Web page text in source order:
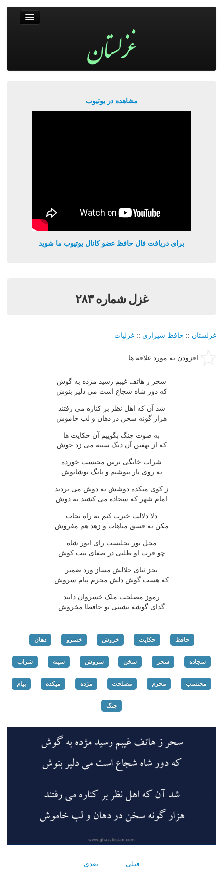
مشاهده در یوتیوب
برای دریافت فال حافظ عضو کانال یوتیوب ما شوید
غزل شماره ۲۸۳
غزلستان :: حافظ شیرازی :: غزلیات
افزودن به مورد علاقه ها
سحر ز هاتف غیبم رسید مژده به گوش
که دور شاه شجاع است می دلیر بنوش
شد آن که اهل نظر بر کناره می رفتند
هزار گونه سخن در دهان و لب خاموش
به صوت چنگ بگوییم آن حکایت ها
که از نهفتن آن دیگ سینه می زد جوش
شراب خانگی ترس محتسب خورده
به روی یار بنوشیم و بانگ نوشانوش
ز کوی میکده دوشش به دوش می بردند
امام شهر که سجاده می کشید به دوش
دلا دلالت خیرت کنم به راه نجات
مکن به فسق مباهات و زهد هم مفروش
محل نور تجلیست رای انور شاه
چو قرب او طلبی در صفای نیت کوش
بجز ثنای جلالش مساز ورد ضمیر
که هست گوش دلش محرم پیام سروش
رموز مصلحت ملک خسروان دانند
گدای گوشه نشینی تو حافظا مخروش
حافظ حکایت خروش خسرو دهان
سجاده سحر سخن سروش سینه شراب
محتسب محرم مصلحت مژده میکده پیام
چنگ
قبلی بعدی